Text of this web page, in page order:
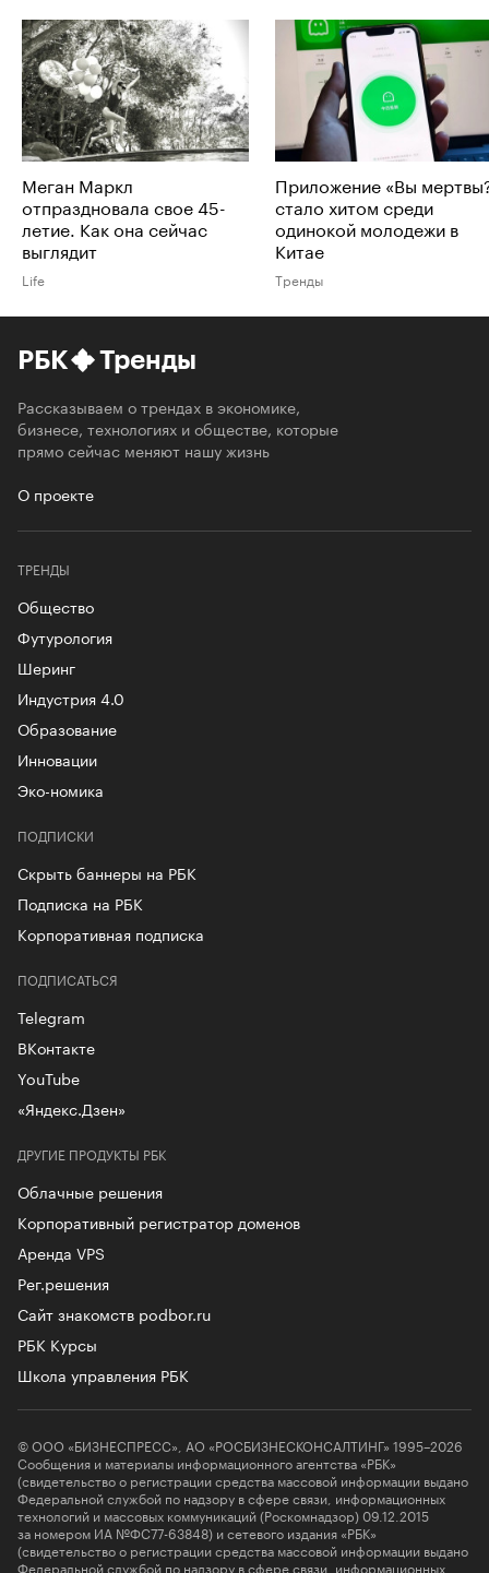
Меган Маркл
отпраздновала свое 45-
летие. Как она сейчас
выглядит
Life
Приложение «Вы
стало хитом среди
одинокой молодежи в
Китае
Тренды
РБК Тренды
Рассказываем о трендах в экономике,
бизнесе, технологиях и обществе, которые
прямо сейчас меняют нашу жизнь
О проекте
ТРЕНДЫ
Общество
Футурология
Шеринг
Индустрия 4.0
Образование
Инновации
Эко-номика
ПОДПИСКИ
Скрыть баннеры на РБК
Подписка на РБК
Корпоративная подписка
ДРУГИЕ ПРОДУКТЫ РБК
Облачные решения
Корпоративный регистратор доменов
Аренда VPS
Рег.решения
Сайт знакомств podbor.ru
РБК Курсы
Школа управления РБК
ПОДПИСАТЬСЯ
Telegram
ВКонтакте
YouTube
«Яндекс.Дзен»
© ООО «БИЗНЕСПРЕСС», АО «РОСБИЗНЕСКОНСАЛТИНГ» 1995–2026
Сообщения и материалы информационного агентства «РБК»
(свидетельство о регистрации средства массовой информации выдано
Федеральной службой по надзору в сфере связи, информационных
технологий и массовых коммуникаций (Роскомнадзор) 09.12.2015
за номером ИА №ФС77-63848) и сетевого издания «РБК»
(свидетельство о регистрации средства массовой информации выдано
Федеральной службой по надзору в сфере связи, информационных